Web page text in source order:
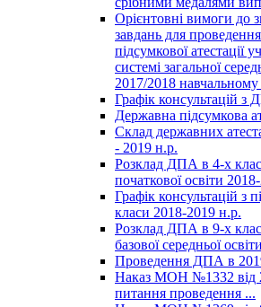
Орієнтовні вимоги до
завдань для
підсумкової атестації
системі загальної
2017/2018 навчальному
Графік консультацій
Державна підсумкова
Склад державних
- 2019 н.р.
Розклад ДПА в 4-х
початкової освіти
Графік консультацій з
класи 2018-2019 н.р.
Розклад ДПА в 9-х
базової середньої освіти
Проведення ДПА в
Наказ МОН №1332 від
питання проведення ...